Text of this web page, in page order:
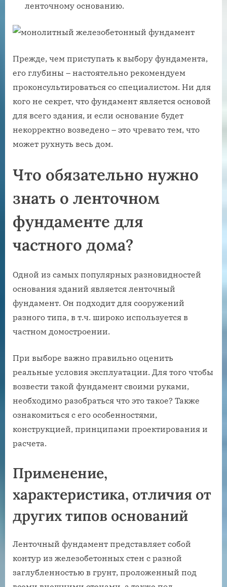
ленточному основанию.
Прежде, чем приступать к выбору фундамента,
его глубины – настоятельно рекомендуем
проконсультироваться со специалистом. Ни для
кого не секрет, что фундамент является основой
для всего здания, и если основание будет
некорректно возведено – это чревато тем, что
может рухнуть весь дом.
Что обязательно нужно
знать о ленточном
фундаменте для
частного дома?
Одной из самых популярных разновидностей
основания зданий является ленточный
фундамент. Он подходит для сооружений
разного типа, в т.ч. широко используется в
частном домостроении.
При выборе важно правильно оценить
реальные условия эксплуатации. Для того чтобы
возвести такой фундамент своими руками,
необходимо разобраться что это такое? Также
ознакомиться с его особенностями,
конструкцией, принципами проектирования и
расчета.
Применение,
характеристика, отличия от
других типов оснований
Ленточный фундамент представляет собой
контур из железобетонных стен с разной
заглубленностью в грунт, проложенный под